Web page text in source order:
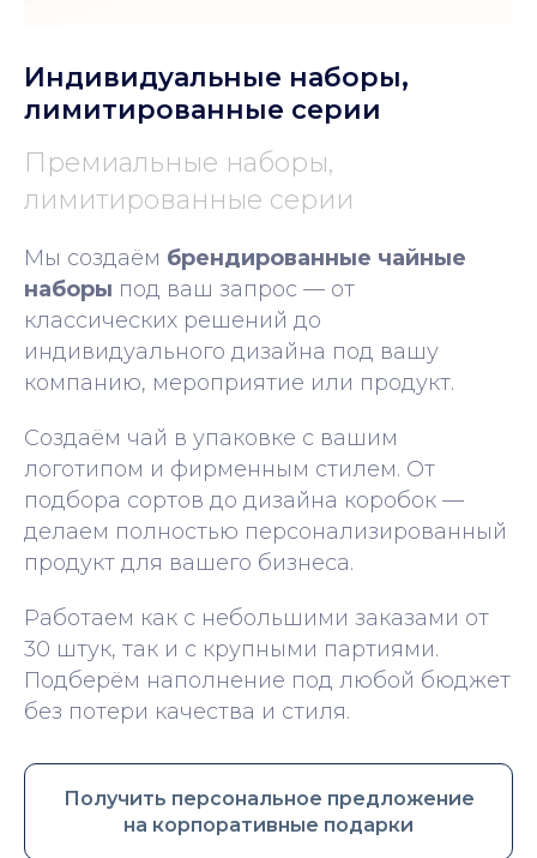
Индивидуальные наборы,
лимитированные серии
Премиальные наборы,
лимитированные серии
Мы создаём брендированные чайные
наборы под ваш запрос — от
классических решений до
индивидуального дизайна под вашу
компанию, мероприятие или продукт.
Создаём чай в упаковке с вашим
логотипом и фирменным стилем. От
подбора сортов до дизайна коробок —
делаем полностью персонализированный
продукт для вашего бизнеса.
Работаем как с небольшими заказами от
30 штук, так и с крупными партиями.
Подберём наполнение под любой бюджет
без потери качества и стиля.
Получить персональное предложение
на корпоративные подарки